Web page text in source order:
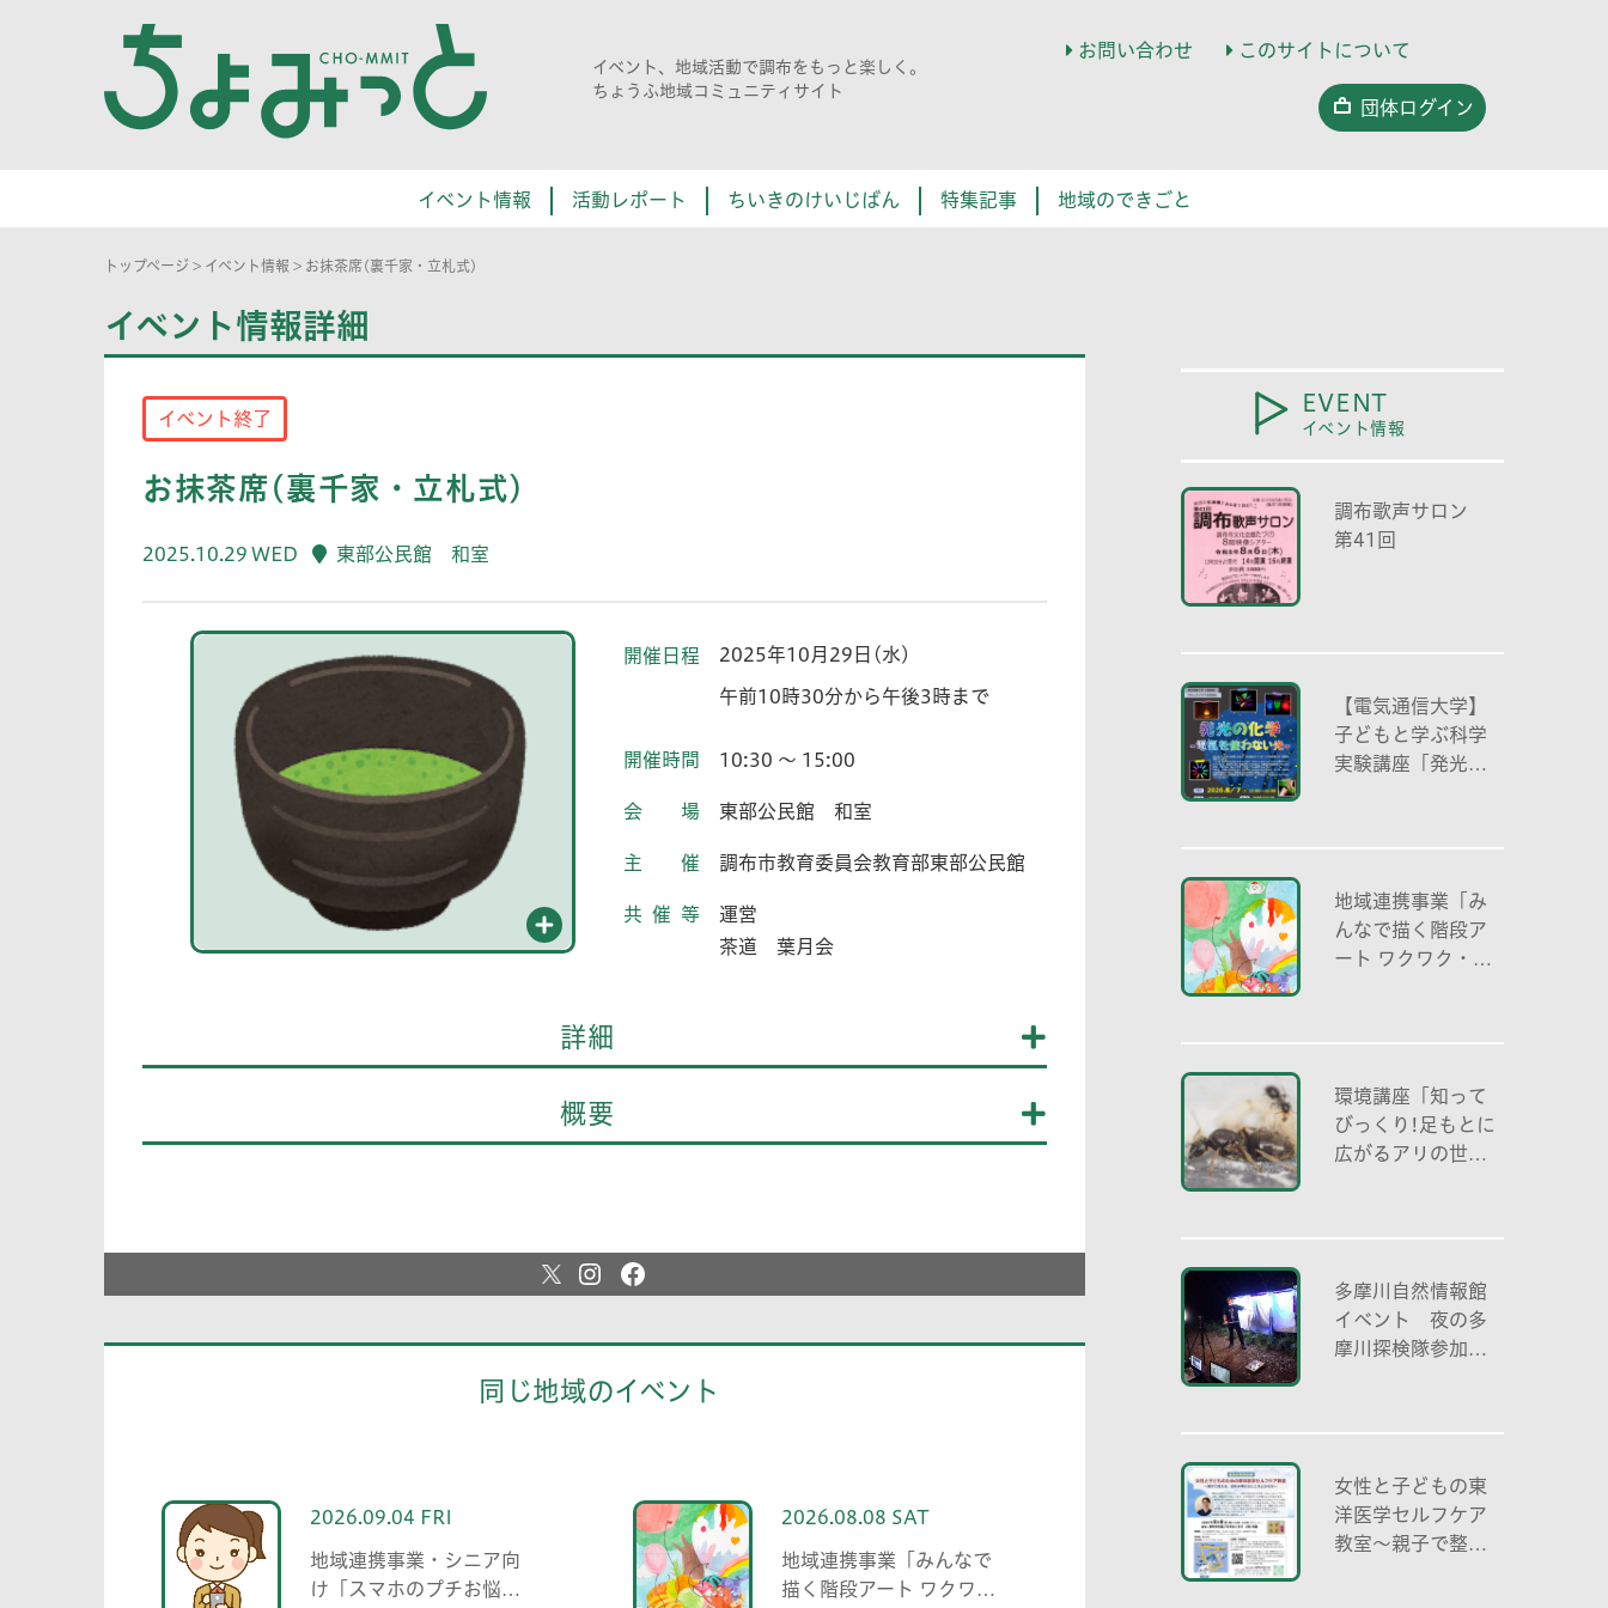
イベント、地域活動で調布をもっと楽しく。
ちょうふ地域コミュニティサイト
お問い合わせ このサイトについて
団体ログイン
イベント情報 活動レポート ちいきのけいじばん 特集記事 地域のできごと
トップページ > イベント情報 > お抹茶席(裏千家・立札式)
イベント情報詳細
イベント終了
お抹茶席(裏千家・立札式)
2025.10.29 WED 東部公民館 和室
開催日程 2025年10月29日(水)
午前10時30分から午後3時まで
開催時間 10:30 ～ 15:00
会場 東部公民館 和室
主催 調布市教育委員会教育部東部公民館
共催等
運営
茶道 葉月会
詳細
概要
同じ地域のイベント
2026.09.04 FRI
地域連携事業・シニア向
け「スマホのプチお悩み
2026.08.08 SAT
地域連携事業「みんなで
描く階段アート ワクワ
EVENT
イベント情報
調布歌声サロン
第41回
【電気通信大学】
子どもと学ぶ科学
実験講座「発光の
地域連携事業「み
んなで描く階段ア
ート ワクワク・自
環境講座「知って
びっくり!足もとに
広がるアリの世界
多摩川自然情報館
イベント 夜の多
摩川探検隊参加者
女性と子どもの東
洋医学セルフケア
教室～親子で整え